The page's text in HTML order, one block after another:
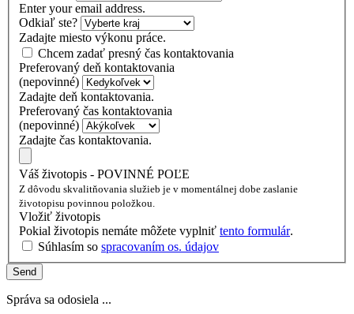
Enter your email address.
Odkiaľ ste?
Zadajte miesto výkonu práce.
Chcem zadať presný čas kontaktovania
Preferovaný deň kontaktovania
(nepovinné)
Zadajte deň kontaktovania.
Preferovaný čas kontaktovania
(nepovinné)
Zadajte čas kontaktovania.
Váš životopis - POVINNÉ POĽE
Z dôvodu skvalitňovania služieb je v momentálnej dobe zaslanie
životopisu povinnou položkou.
Vložiť životopis
Pokial životopis nemáte môžete vyplniť tento formulár.
Súhlasím so spracovaním os. údajov
Send
Správa sa odosiela ...